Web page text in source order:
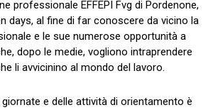
professionale EFFEPI Fvg di Pordenone,
days, al fine di far conoscere da vicino la
e le sue numerose opportunità a
dopo le medie, vogliono intraprendere
li avvicinino al mondo del lavoro.
e delle attività di orientamento è